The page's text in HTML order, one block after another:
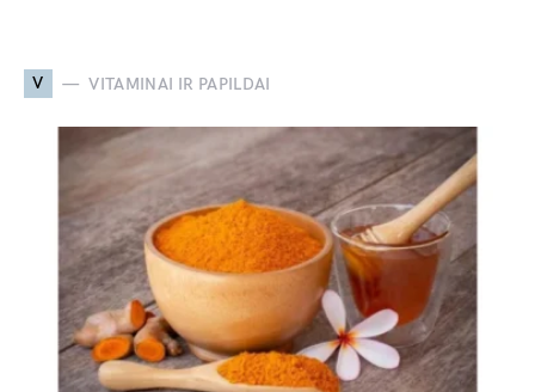
V VITAMINAI IR PAPILDAI